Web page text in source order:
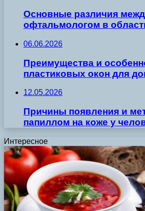
Основные различия
офтальмологом в
06.06.2026
Преимущества и
пластиковых окон для
12.05.2026
Причины появления и
папиллом на коже у
Интересное